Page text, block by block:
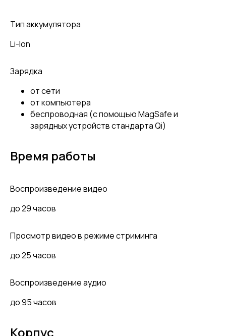
Тип аккумулятора
Li-Ion
Зарядка
от сети
от компьютера
беспроводная (с помощью MagSafe и
зарядных устройств стандарта Qi)
Время работы
Воспроизведение видео
до 29 часов
Просмотр видео в режиме стриминга
до 25 часов
Воспроизведение аудио
до 95 часов
Корпус